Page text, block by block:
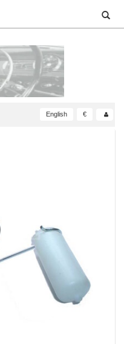
English €